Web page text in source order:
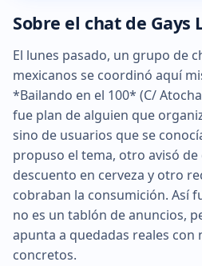
Sobre el chat de Gays
El lunes pasado, un grupo de
mexicanos se coordinó aquí
*Bailando en el 100* (C/
fue plan de alguien que
sino de usuarios que se
propuso el tema, otro avisó de
descuento en cerveza y otro
cobraban la consumición. Así
no es un tablón de anuncios,
apunta a quedadas reales
concretos.